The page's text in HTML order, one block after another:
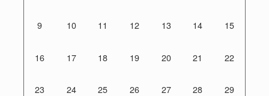
9 10 11 12 13 14 15
16 17 18 19 20 21 22
23 24 25 26 27 28 29